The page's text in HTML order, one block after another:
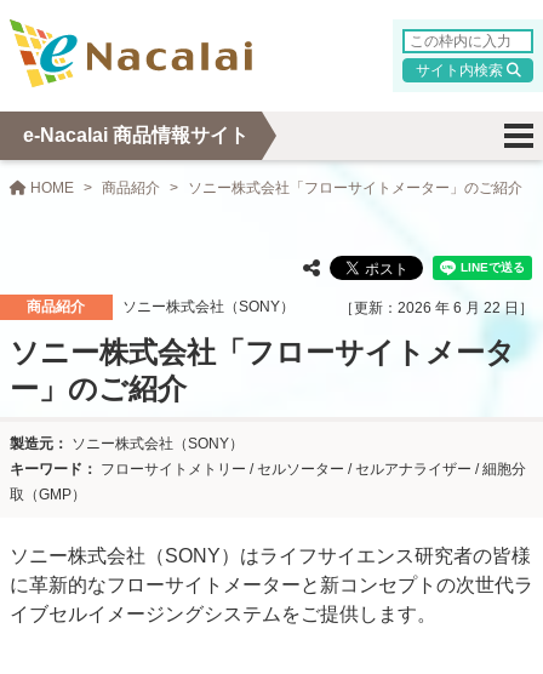
検索
e-Nacalai 商品情報サイト
HOME 商品紹介 ソニー株式会社「フローサイトメーター」のご紹介
商品紹介 ソニー株式会社（SONY） 2026 年 6 月 22 日
ソニー株式会社「フローサイトメータ
ー」のご紹介
ソニー株式会社（SONY）
フローサイトメトリー / セルソーター / セルアナライザー / 細胞分
取（GMP）
ソニー株式会社（SONY）はライフサイエンス研究者の皆様
に革新的なフローサイトメーターと新コンセプトの次世代ラ
イブセルイメージングシステムをご提供します。